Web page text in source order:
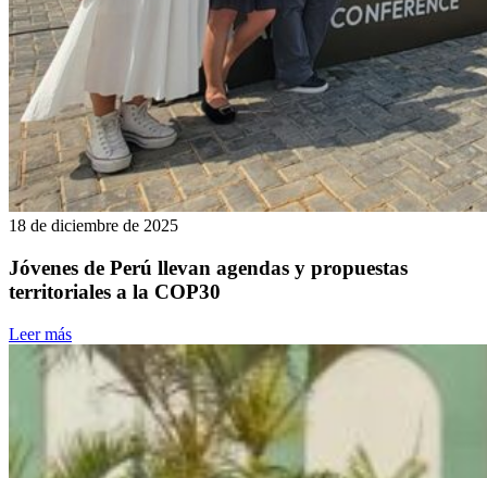
18 de diciembre de 2025
Jóvenes de Perú llevan agendas y propuestas
territoriales a la COP30
Leer más